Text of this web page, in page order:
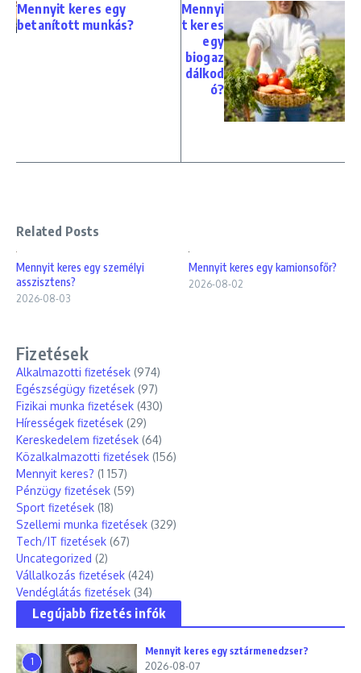
Mennyit keres egy
betanított munkás?
Mennyi
t keres
egy
biogaz
dálkod
ó?
Related Posts
Mennyit keres egy személyi
asszisztens?
2026-08-03
Mennyit keres egy kamionsofőr?
2026-08-02
Fizetések
Alkalmazotti fizetések (974)
Egészségügy fizetések (97)
Fizikai munka fizetések (430)
Hírességek fizetések (29)
Kereskedelem fizetések (64)
Közalkalmazotti fizetések (156)
Mennyit keres? (1 157)
Pénzügy fizetések (59)
Sport fizetések (18)
Szellemi munka fizetések (329)
Tech/IT fizetések (67)
Uncategorized (2)
Vállalkozás fizetések (424)
Vendéglátás fizetések (34)
Legújabb fizetés infók
1
Mennyit keres egy sztármenedzser?
2026-08-07